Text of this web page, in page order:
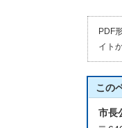
PDF
イト
この
市長